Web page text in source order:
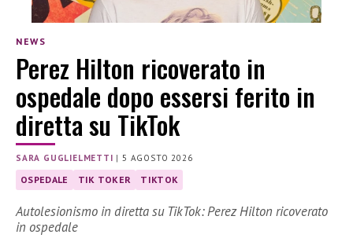
NEWS
Perez Hilton ricoverato in
ospedale dopo essersi ferito in
diretta su TikTok
SARA GUGLIELMETTI |5 AGOSTO 2026
OSPEDALE TIK TOKER TIKTOK
Autolesionismo in diretta su TikTok: Perez Hilton ricoverato
in ospedale